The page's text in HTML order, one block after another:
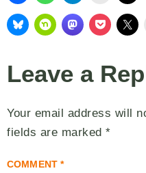
Leave a
Your email address will
fields are marked *
COMMENT*